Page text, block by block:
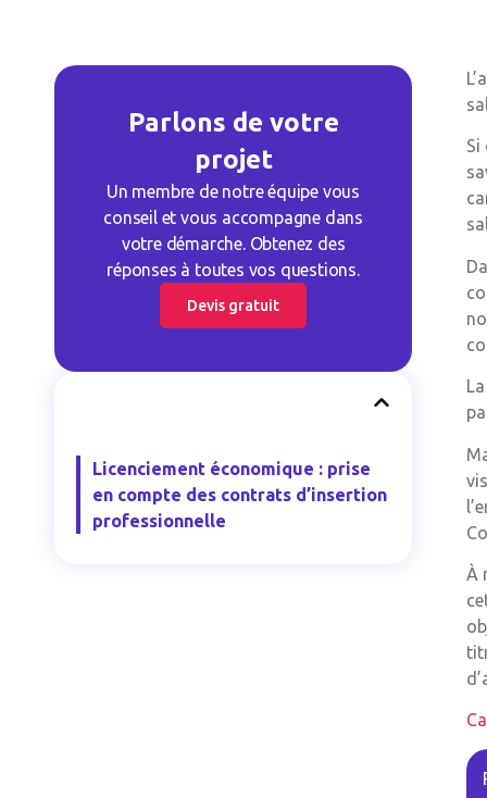
Parlons de votre
projet
Un membre de notre équipe vous
conseil et vous accompagne dans
votre démarche. Obtenez des
réponses à toutes vos questions.
Devis gratuit
Licenciement économique : prise
en compte des contrats d’insertion
professionnelle
Si
À